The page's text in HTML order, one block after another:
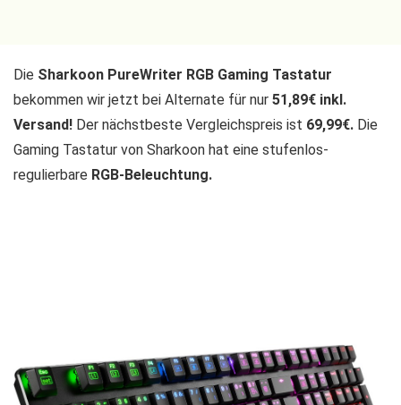
Die Sharkoon PureWriter RGB Gaming Tastatur
bekommen wir jetzt bei Alternate für nur 51,89€ inkl.
Versand! Der nächstbeste Vergleichspreis ist 69,99€. Die
Gaming Tastatur von Sharkoon hat eine stufenlos-
regulierbare RGB-Beleuchtung.